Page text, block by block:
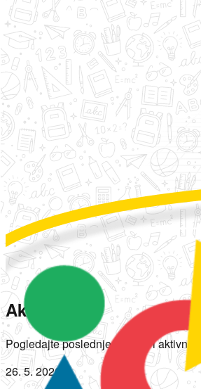
Aktivnosti
Pogledajte poslednje novosti i aktivnosti.
26. 5. 2026.